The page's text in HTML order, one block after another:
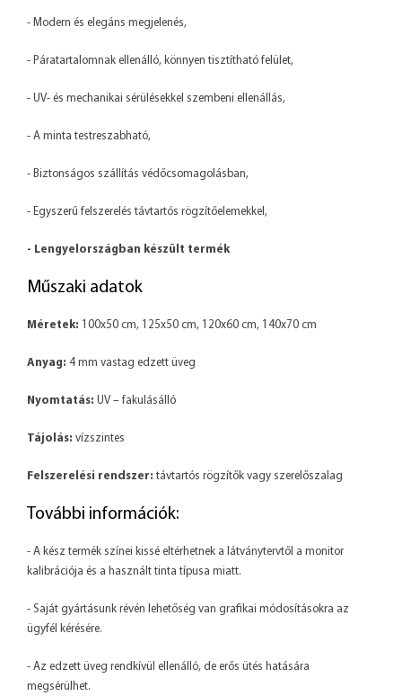
- Modern és elegáns megjelenés,
- Páratartalomnak ellenálló, könnyen tisztítható felület,
- UV- és mechanikai sérülésekkel szembeni ellenállás,
- A minta testreszabható,
- Biztonságos szállítás védőcsomagolásban,
- Egyszerű felszerelés távtartós rögzítőelemekkel,
- Lengyelországban készült termék
Műszaki adatok
Méretek: 100x50 cm, 125x50 cm, 120x60 cm, 140x70 cm
Anyag: 4 mm vastag edzett üveg
Nyomtatás: UV – fakulásálló
Tájolás: vízszintes
Felszerelési rendszer: távtartós rögzítők vagy szerelőszalag
További információk:
- A kész termék színei kissé eltérhetnek a látványtervtől a monitor
kalibrációja és a használt tinta típusa miatt.
- Saját gyártásunk révén lehetőség van grafikai módosításokra az
ügyfél kérésére.
- Az edzett üveg rendkívül ellenálló, de erős ütés hatására
megsérülhet.